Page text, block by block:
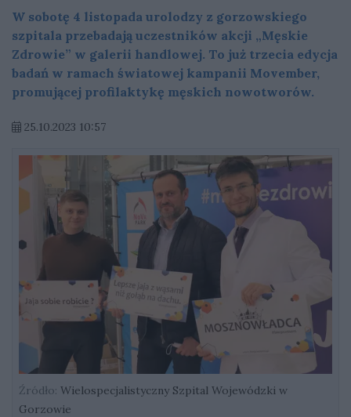
W sobotę 4 listopada urolodzy z gorzowskiego
szpitala przebadają uczestników akcji „Męskie
Zdrowie” w galerii handlowej. To już trzecia edycja
badań w ramach światowej kampanii Movember,
promującej profilaktykę męskich nowotworów.
25.10.2023 10:57
Źródło: Wielospecjalistyczny Szpital Wojewódzki w
Gorzowie